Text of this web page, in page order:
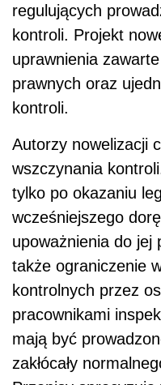
regulujących
kontroli. Projekt
uprawnienia
prawnych oraz
kontroli.
Autorzy nowelizacji
wszczynania
tylko po okazaniu
wcześniejszego
upoważnienia do jej
także ograniczenie
kontrolnych przez
pracownikami
mają być
zakłócały